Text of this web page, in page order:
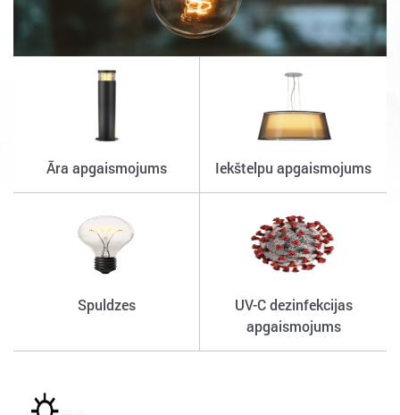
Āra apgaismojums Iekštelpu apgaismojums
Spuldzes
UV-C dezinfekcijas
apgaismojums